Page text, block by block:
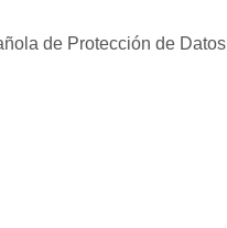
de Protección de Datos